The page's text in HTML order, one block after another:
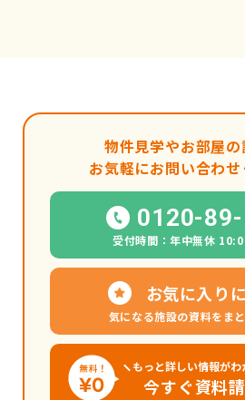
物件見学やお部屋
お気軽にお問い合わせ
0120-
受付時間：年中無休
お気に入り
気になる施設の資料をま
もっと詳しい情報がわ
今すぐ資料